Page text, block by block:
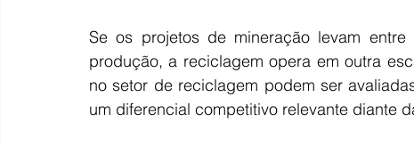
Se os projetos de mineração levam
produção, a reciclagem opera em outra
no setor de reciclagem podem ser
um diferencial competitivo relevante diante